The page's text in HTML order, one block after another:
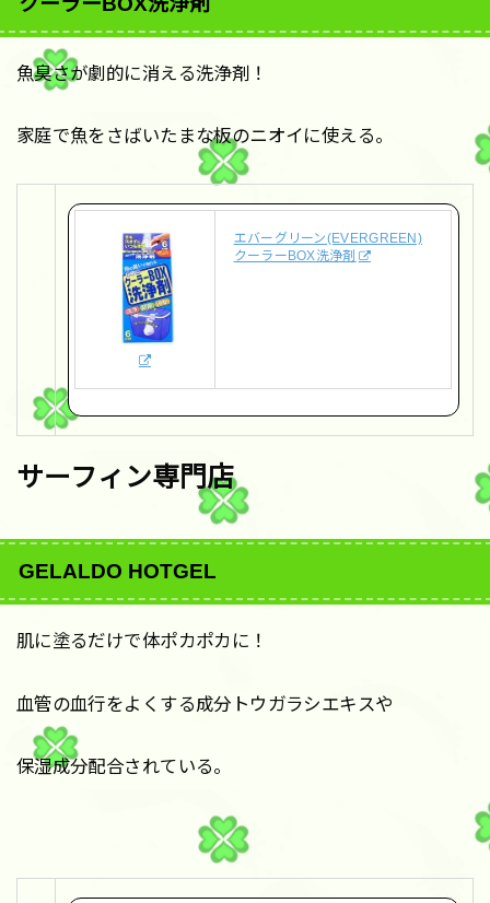
魚臭さが劇的に消える洗浄剤！
家庭で魚をさばいたまな板のニオイに使える。
エバーグリーン(EVERGREEN)
クーラーBOX洗浄剤
サーフィン専門店
GELALDO HOTGEL
肌に塗るだけで体ポカポカに！
血管の血行をよくする成分トウガラシエキスや
保湿成分配合されている。